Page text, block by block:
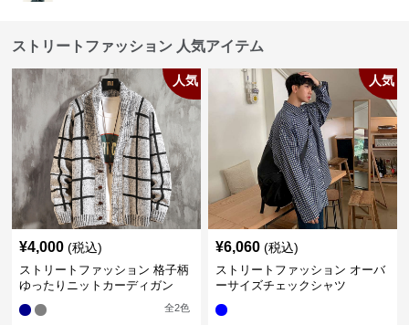
ストリートファッション 人気アイテム
人気
¥4,000 (税込)
ストリートファッション 格子柄
ゆったりニットカーディガン
全2色
人気
¥6,060 (税込)
ストリートファッション オーバ
ーサイズチェックシャツ